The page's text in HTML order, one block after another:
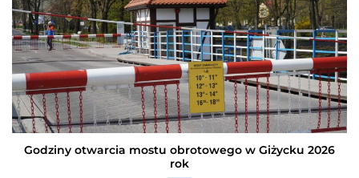
Godziny otwarcia mostu obrotowego w Giżycku 2026
rok